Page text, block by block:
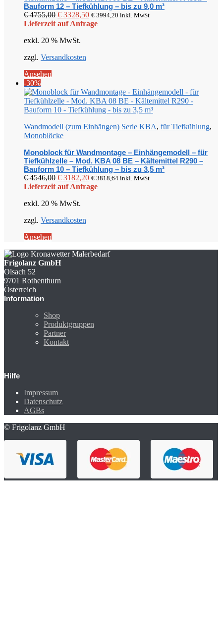
Bauform 12 – Tiefkühlung – bis zu 9,0 m³
€4755,00 Ursprünglicher
Preis
€ 4755,00
€ 3328,50Aktueller
Preis
€ 3994,20 inkl. MwSt
Lieferzeit auf Anfrage
exkl. 20 % MwSt.
zzgl. Versandkosten
Ansehen
-30%
Wandmodell (zum Einhängen) Serie KBA, für Tiefkühlung,
Monoblöcke
Monoblock für Wandmontage – Einhängemodell – für
Tiefkühlzelle – Mod. KBA 08 BE – Kältemittel R290 –
Bauform 10 – Tiefkühlung – bis zu 3,5 m³
€4546,00 Ursprünglicher
Preis
€ 4546,00
€ 3182,20Aktueller
Preis
€ 3818,64 inkl. MwSt
Lieferzeit auf Anfrage
exkl. 20 % MwSt.
zzgl. Versandkosten
Ansehen
Frigolanz GmbH
Olsach 52
9701 Rothenthurn
Österreich
Information
Shop
Produktgruppen
Partner
Kontakt
Hilfe
Impressum
Datenschutz
AGBs
© Frigolanz GmbH